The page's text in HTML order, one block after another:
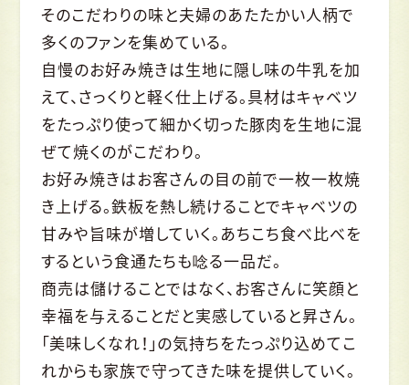
そのこだわりの味と夫婦のあたたかい人柄で
多くのファンを集めている。
自慢のお好み焼きは生地に隠し味の牛乳を加
えて、さっくりと軽く仕上げる。具材はキャベツ
をたっぷり使って細かく切った豚肉を生地に混
ぜて焼くのがこだわり。
お好み焼きはお客さんの目の前で一枚一枚焼
き上げる。鉄板を熱し続けることでキャベツの
甘みや旨味が増していく。あちこち食べ比べを
するという食通たちも唸る一品だ。
商売は儲けることではなく、お客さんに笑顔と
幸福を与えることだと実感していると昇さん。
「美味しくなれ！」の気持ちをたっぷり込めてこ
れからも家族で守ってきた味を提供していく。